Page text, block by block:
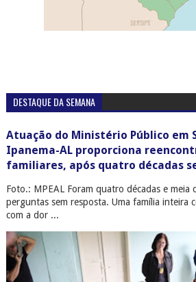
DESTAQUE DA SEMANA
Atuação do Ministério Público em
Ipanema-AL proporciona
familiares, após quatro décadas
Foto.: MPEAL Foram quatro décadas e meia
perguntas sem resposta. Uma família inteira
com a dor ...